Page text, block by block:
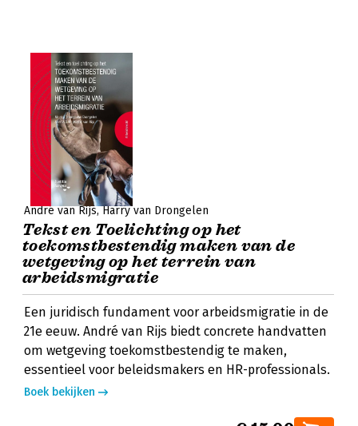
André van Rijs Harry van Drongelen
Tekst en Toelichting op het
toekomstbestendig maken van de
wetgeving op het terrein van
arbeidsmigratie
Een juridisch fundament voor arbeidsmigratie in de
21e eeuw. André van Rijs biedt concrete handvatten
om wetgeving toekomstbestendig te maken,
essentieel voor beleidsmakers en HR-professionals.
Boek bekijken